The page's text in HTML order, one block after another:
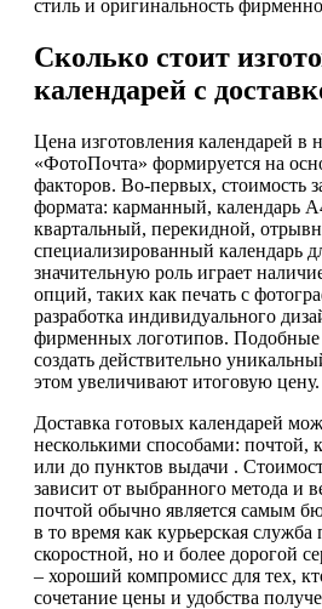
стиль и оригинальность
Сколько стоит
календарей с
Цена изготовления календарей в
«ФотоПочта» формируется на
факторов. Во-первых, стоимость
формата: карманный, календарь
квартальный, перекидной,
специализированный календарь
значительную роль играет
опций, таких как печать с
разработка индивидуального
фирменных логотипов. Подобные
создать действительно
этом увеличивают итоговую цену.
Доставка готовых календарей
несколькими способами: почтой,
или до пунктов выдачи .
зависит от выбранного метода и
почтой обычно является самым
в то время как курьерская служба
скоростной, но и более дорогой
– хороший компромисс для тех,
сочетание цены и удобства